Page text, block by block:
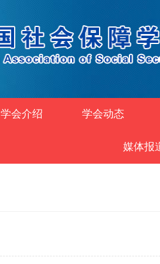
学会介绍 学会动态
媒体报